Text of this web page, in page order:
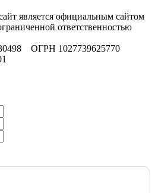
является официальным сайтом
ответственностью
ОГРН 1027739625770